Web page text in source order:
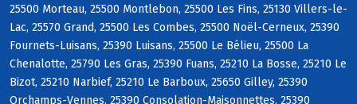
25500 Morteau, 25500 Montlebon, 25500 Les Fins, 25130 Villers-le-
Lac, 25570 Grand, 25500 Les Combes, 25500 Noël-Cerneux, 25390
Fournets-Luisans, 25390 Luisans, 25500 Le Bélieu, 25500 La
Chenalotte, 25790 Les Gras, 25390 Fuans, 25210 La Bosse, 25210 Le
Bizot, 25210 Narbief, 25210 Le Barboux, 25650 Gilley, 25390
Orchamps-Vennes, 25390 Consolation-Maisonnettes, 25390